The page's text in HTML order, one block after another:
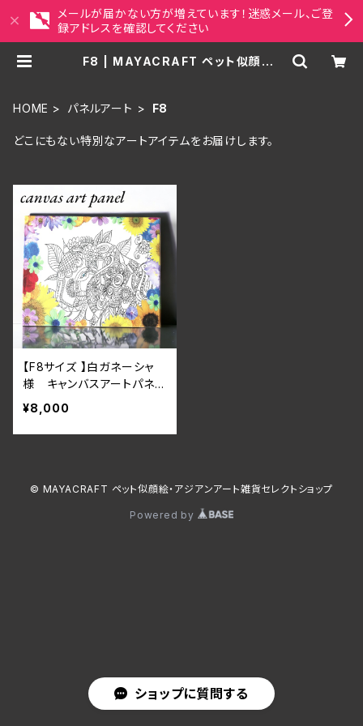
メールが届かない方が増えています！迷惑メール、ご登
録アドレスを確認してください
F8 | MAYACRAFT ペット似顔絵・
HOME パネルアート F8
どこにもない特別なアートアイテムをお届けします。
【F8サイズ 】白ガネーシャ
様 キャンバスアートパネ
ル キャンバスボード ボ
タニカル 花柄 アジアン
インテリア
¥8,000
© MAYACRAFT ペット似顔絵・アジアンアート雑貨セレクトショップ
Powered by
ショップに質問する